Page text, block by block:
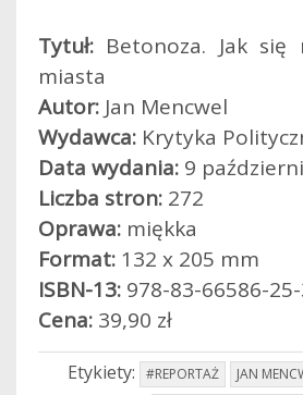
Tytuł: Betonoza. Jak się
miasta
Autor: Jan Mencwel
Wydawca: Krytyka
Data wydania: 9
Liczba stron: 272
Oprawa: miękka
Format: 132 x 205 mm
ISBN-13: 978-83-66586-
Cena: 39,90 zł
Etykiety: #REPORTAŻ JAN